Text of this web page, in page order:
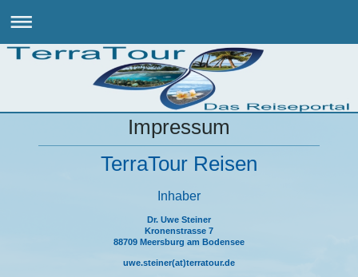
Impressum
TerraTour Reisen
Inhaber
Dr. Uwe Steiner
Kronenstrasse 7
88709 Meersburg am Bodensee
uwe.steiner(at)terratour.de